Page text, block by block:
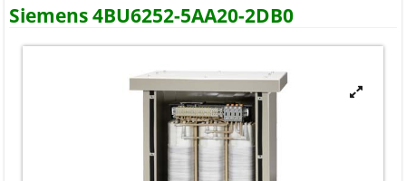
Siemens 4BU6252-5AA20-2DB0
